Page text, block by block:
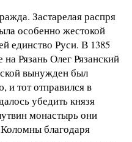
Застарелая распря
особенно жестокой
единство Руси. В 1385
Рязань Олег Рязанский
вынужден был
и тот отправился в
убедить князя
монастырь они
благодаря